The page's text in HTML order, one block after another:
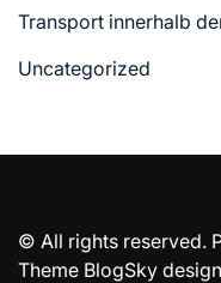
Transport innerhalb
Uncategorized
© All rights reserved.
Theme BlogSky